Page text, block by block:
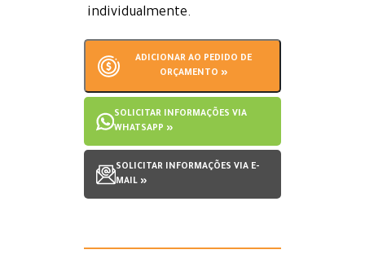
individualmente.
ADICIONAR AO PEDIDO DE
ORÇAMENTO »
SOLICITAR INFORMAÇÕES VIA
WHATSAPP »
SOLICITAR INFORMAÇÕES VIA E-
MAIL »